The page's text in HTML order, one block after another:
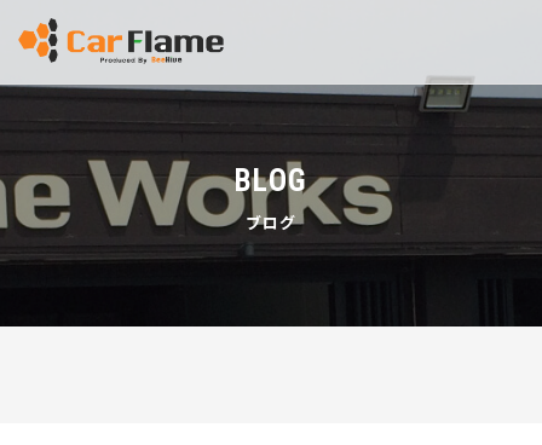
BLOG
ブログ